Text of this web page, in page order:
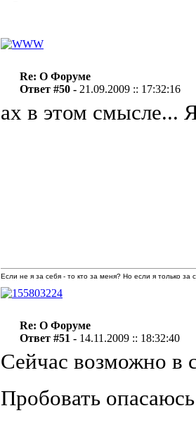
Re: О Форуме
Ответ #50 - 21.09.2009 :: 17:32:16
ах в этом смысле...
Если не я за себя - то кто за меня? Но если я только
Re: О Форуме
Ответ #51 - 14.11.2009 :: 18:32:40
Сейчас возможно в
Пробовать